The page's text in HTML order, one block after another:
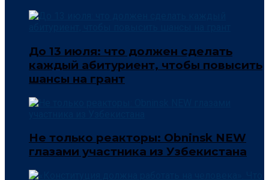
До 13 июля: что должен сделать
каждый абитуриент, чтобы повысить
шансы на грант
Не только реакторы: Obninsk NEW
глазами участника из Узбекистана